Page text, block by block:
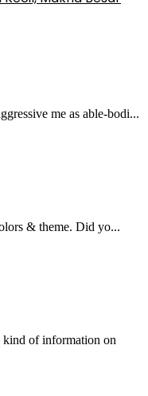
me as able-bodi...
& theme. Did yo...
kind of information on